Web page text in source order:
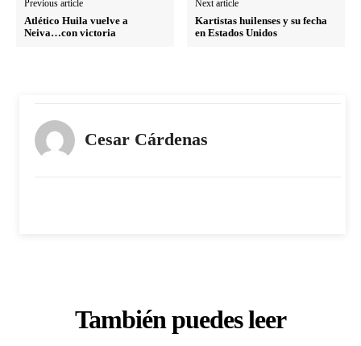
Previous article
Atlético Huila vuelve a
Neiva…con victoria
Next article
Kartistas huilenses y su fecha
en Estados Unidos
Cesar Cárdenas
También puedes leer